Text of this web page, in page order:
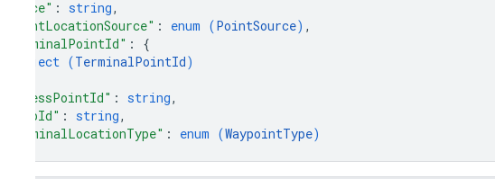
"place" : string,
"pointLocationSource" : enum (PointSource) ,
"terminalPointId" : {
object (TerminalPointId)
"accessPointId" : string,
"tripId" : string,
"terminalLocationType" : enum (WaypointType)